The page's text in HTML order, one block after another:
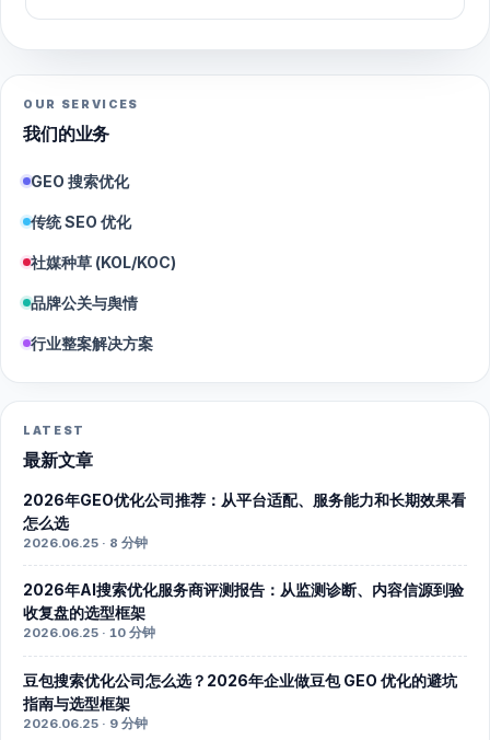
OUR SERVICES
我们的业务
GEO 搜索优化
传统 SEO 优化
社媒种草 (KOL/KOC)
品牌公关与舆情
行业整案解决方案
LATEST
最新文章
2026年GEO优化公司推荐：从平台适配、服务能力和长期效果看
怎么选
2026.06.25 · 8 分钟
2026年AI搜索优化服务商评测报告：从监测诊断、内容信源到验
收复盘的选型框架
2026.06.25 · 10 分钟
豆包搜索优化公司怎么选？2026年企业做豆包 GEO 优化的避坑
指南与选型框架
2026.06.25 · 9 分钟